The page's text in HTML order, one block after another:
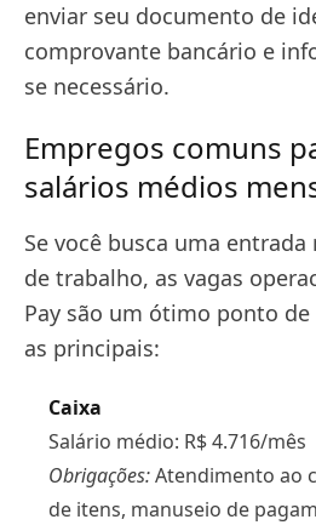
enviar seu documento de
comprovante bancário e
se necessário.
Empregos comuns
salários médios
Se você busca uma
de trabalho, as vagas
Pay são um ótimo ponto
as principais:
Caixa
Salário médio: R$ 4.716/mês
Obrigações:Atendimento ao
de itens, manuseio de